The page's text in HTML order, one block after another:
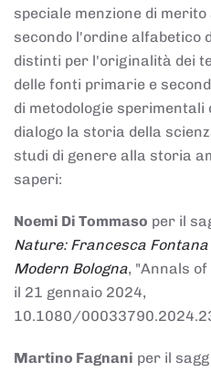
speciale menzione di
secondo l'ordine alfabetico
distinti per l'originalità dei
delle fonti primarie e
di metodologie
dialogo la storia della
studi di genere alla storia
saperi:
Noemi Di Tommaso per il
Nature: Francesca
Modern Bologna, "Annals
il 21 gennaio 2024,
10.1080/
Martino Fagnani per il